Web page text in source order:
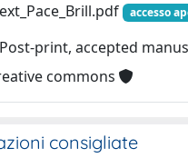
accesso
print, accepted
commons
consigliate